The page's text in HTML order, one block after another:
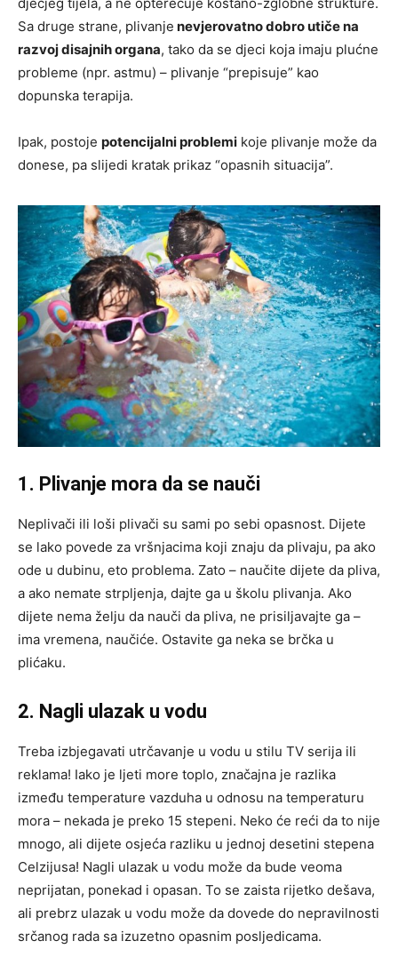
Sa druge strane, plivanje nevjerovatno dobro utiče na
razvoj disajnih organa, tako da se djeci koja imaju plućne
probleme (npr. astmu) – plivanje “prepisuje” kao
dopunska terapija.
Ipak, postoje potencijalni problemi koje plivanje može da
donese, pa slijedi kratak prikaz “opasnih situacija”.
1. Plivanje mora da se nauči
Neplivači ili loši plivači su sami po sebi opasnost. Dijete
se lako povede za vršnjacima koji znaju da plivaju, pa ako
ode u dubinu, eto problema. Zato – naučite dijete da pliva,
a ako nemate strpljenja, dajte ga u školu plivanja. Ako
dijete nema želju da nauči da pliva, ne prisiljavajte ga –
ima vremena, naučiće. Ostavite ga neka se brčka u
plićaku.
2. Nagli ulazak u vodu
Treba izbjegavati utrčavanje u vodu u stilu TV serija ili
reklama! Iako je ljeti more toplo, značajna je razlika
između temperature vazduha u odnosu na temperaturu
mora – nekada je preko 15 stepeni. Neko će reći da to nije
mnogo, ali dijete osjeća razliku u jednoj desetini stepena
Celzijusa! Nagli ulazak u vodu može da bude veoma
neprijatan, ponekad i opasan. To se zaista rijetko dešava,
ali prebrz ulazak u vodu može da dovede do nepravilnosti
srčanog rada sa izuzetno opasnim posljedicama.